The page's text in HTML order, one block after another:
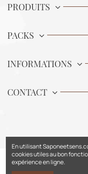
PRODUITS
PACKS
INFORMATIONS
CONTACT
© Sapone & Sens.
En utilisant
cookies utiles au bon
expérience en ligne.